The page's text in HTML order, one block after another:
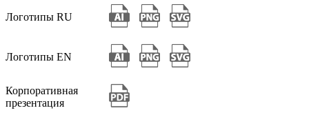
Логотипы RU
Логотипы EN
Корпоративная
презентация